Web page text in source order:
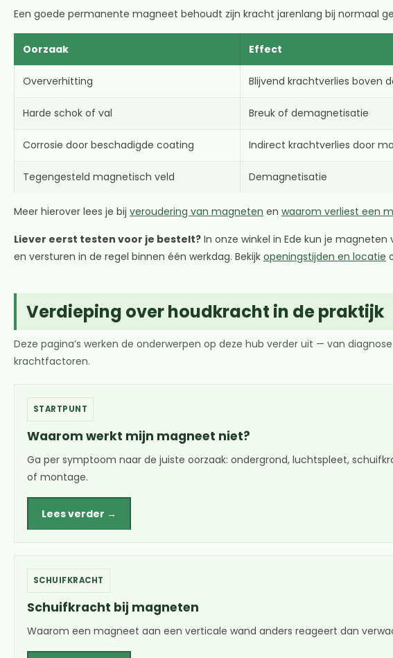
Een goede permanente magneet behoudt zijn kracht jarenlang bij normaal
Oorzaak Effect
Oververhitting Blijvend krachtverlies boven
Harde schok of val Breuk of demagnetisatie
Corrosie door beschadigde coating Indirect krachtverlies door
Tegengesteld magnetisch veld Demagnetisatie
Meer hierover lees je bij veroudering van magneten en waarom verliest een
Liever eerst testen voor je bestelt? In onze winkel in Ede kun je
en versturen in de regel binnen één werkdag. Bekijk openingstijden en locatie
Verdieping over houdkracht in de praktijk
Deze pagina’s werken de onderwerpen op deze hub verder uit — van
krachtfactoren.
STARTPUNT
Waarom werkt mijn magneet niet?
Ga per symptoom naar de juiste oorzaak: ondergrond, luchtspleet,
of montage.
Lees verder →
SCHUIFKRACHT
Schuifkracht bij magneten
Waarom een magneet aan een verticale wand anders reageert dan